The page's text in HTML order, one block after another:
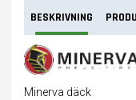
BESKRIVNING
Minerva däck